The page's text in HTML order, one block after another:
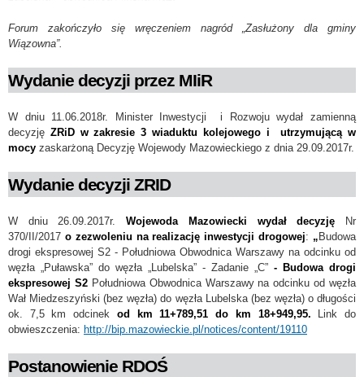
Forum zakończyło się wręczeniem nagród „Zasłużony dla gminy
Wiązowna”.
Wydanie decyzji przez MIiR
W dniu 11.06.2018r. Minister Inwestycji i Rozwoju wydał zamienną
decyzję ZRiD w zakresie 3 wiaduktu kolejowego i
utrzymującą w
mocy zaskarżoną Decyzję Wojewody Mazowieckiego z dnia 29.09.2017r.
Wydanie decyzji ZRID
W dniu 26.09.2017r.Wojewoda Mazowiecki wydał decyzję Nr
370/II/2017 o zezwoleniu na realizację inwestycji drogowej: „ Budowa
drogi ekspresowej S2 - Południowa Obwodnica Warszawy na odcinku od
węzła „Puławska” do węzła „Lubelska” - Zadanie „C” - Budowa drogi
ekspresowej S2 Południowa Obwodnica Warszawy na odcinku od węzła
Wał Miedzeszyński (bez węzła) do węzła Lubelska (bez węzła) o długości
ok. 7,5 km odcinek od km 11+789,51 do km 18+949,95.
Link do
obwieszczenia: http://bip.mazowieckie.pl/notices/content/19110
Postanowienie RDOŚ